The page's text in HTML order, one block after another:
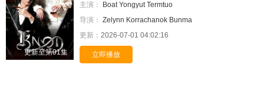
更新至第01集
主演：
Boat Yongyut Termtuo
导演： Zelynn Korrachanok Bunma
更新： 2026-07-01 04:02:16
立即播放